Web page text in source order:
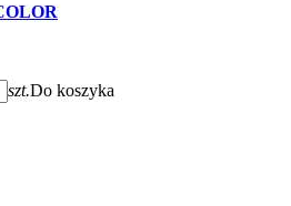
szt.Do koszyka